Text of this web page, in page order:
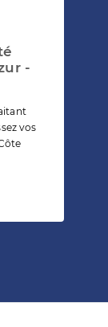
-
vos